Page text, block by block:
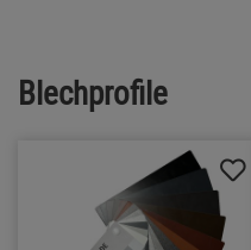
Blechprofile